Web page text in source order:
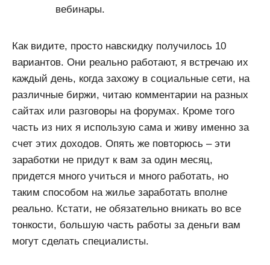
вебинары.
Как видите, просто навскидку получилось 10
вариантов. Они реально работают, я встречаю их
каждый день, когда захожу в социальные сети, на
различные биржи, читаю комментарии на разных
сайтах или разговоры на форумах. Кроме того
часть из них я использую сама и живу именно за
счет этих доходов. Опять же повторюсь – эти
заработки не придут к вам за один месяц,
придется много учиться и много работать, но
таким способом на жилье заработать вполне
реально. Кстати, не обязательно вникать во все
тонкости, большую часть работы за деньги вам
могут сделать специалисты.